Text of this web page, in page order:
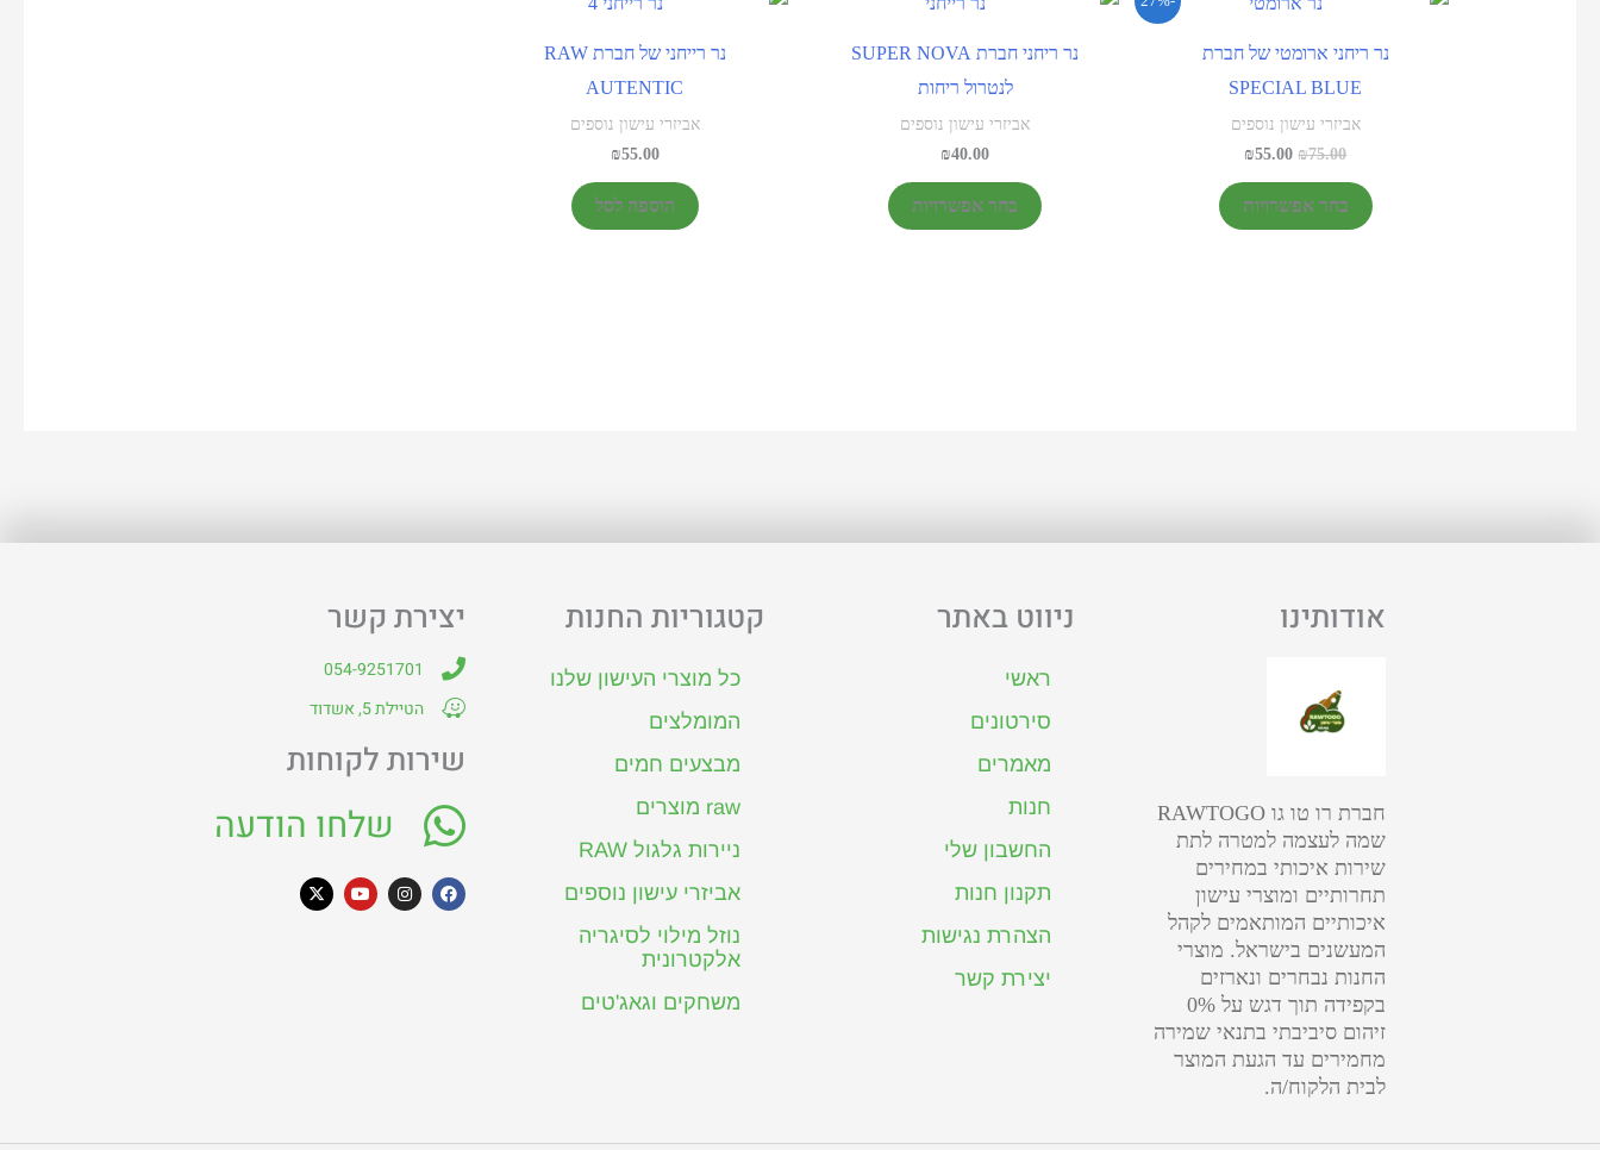
נר ריחני ארומטי של חברת
SPECIAL BLUE
אביזרי עישון נוספים
₪75.00
₪55.00
בחר אפשרויות
נר ריחני חברת SUPER NOVA
לנטרול ריחות
אביזרי עישון נוספים
₪40.00
בחר אפשרויות
נר רייחני של חברת RAW
AUTENTIC
אביזרי עישון נוספים
₪55.00
הוספה לסל
אודותינו
חברת רו טו גו RAWTOGO
שמה לעצמה למטרה לתת
שירות איכותי במחירים
תחרותיים ומוצרי עישון
איכותיים המותאמים לקהל
המעשנים בישראל. מוצרי
החנות נבחרים ונארזים
בקפידה תוך דגש על 0%
זיהום סיביבתי בתנאי שמירה
מחמירים עד הגעת המוצר
לבית הלקוח/ה.
ניווט באתר
ראשי
סירטונים
מאמרים
חנות
החשבון שלי
תקנון חנות
הצהרת נגישות
יצירת קשר
קטגוריות החנות
כל מוצרי העישון שלנו
המומלצים
מבצעים חמים
raw מוצרים
ניירות גלגול RAW
אביזרי עישון נוספים
נוזל מילוי לסיגריה
אלקטרונית
משחקים וגאג'טים
יצירת קשר
054-9251701
הטיילת 5, אשדוד
שירות לקוחות
שלחו הודעה